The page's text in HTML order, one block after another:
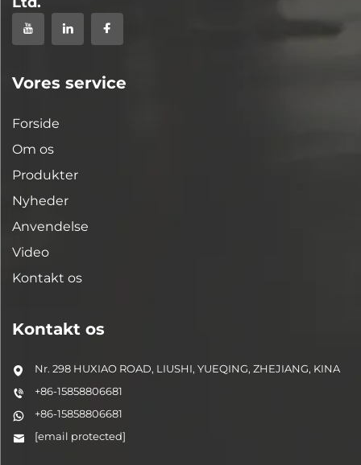
Vores service
Forside
Om os
Produkter
Nyheder
Anvendelse
Video
Kontakt os
Kontakt os
Nr. 298 HUXIAO ROAD, LIUSHI, YUEQING, ZHEJIANG, KINA
+86-15858806681
+86-15858806681
[email protected]